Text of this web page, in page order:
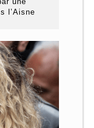
l’Aisne